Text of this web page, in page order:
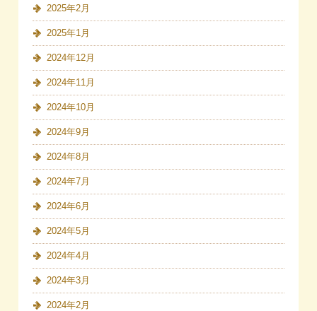
2025年2月
2025年1月
2024年12月
2024年11月
2024年10月
2024年9月
2024年8月
2024年7月
2024年6月
2024年5月
2024年4月
2024年3月
2024年2月